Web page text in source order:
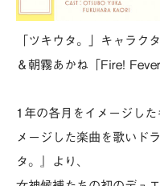
「ツキウタ。」キャラ
＆朝霧あかね「Fire!
1年の各月をイメージし
メージした楽曲を歌いド
タ。』より、